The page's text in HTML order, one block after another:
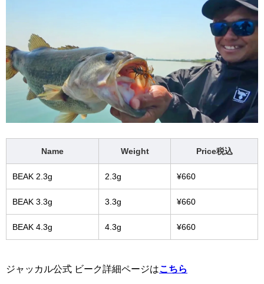
Name Weight Price税込
BEAK 2.3g 2.3g ¥660
BEAK 3.3g 3.3g ¥660
BEAK 4.3g 4.3g ¥660
ジャッカル公式 ビーク詳細ページはこちら